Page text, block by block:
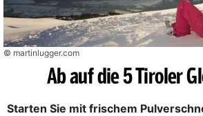
© martinlugger.com
Ab auf die 5 Tiroler
Starten Sie mit frischem